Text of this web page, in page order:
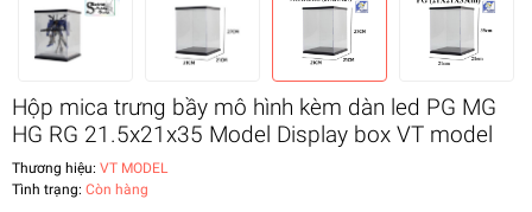
Hộp mica trưng bầy mô hình kèm dàn led PG MG
HG RG 21.5x21x35 Model Display box VT model
Thương hiệu: VT MODEL
Tình trạng: Còn hàng